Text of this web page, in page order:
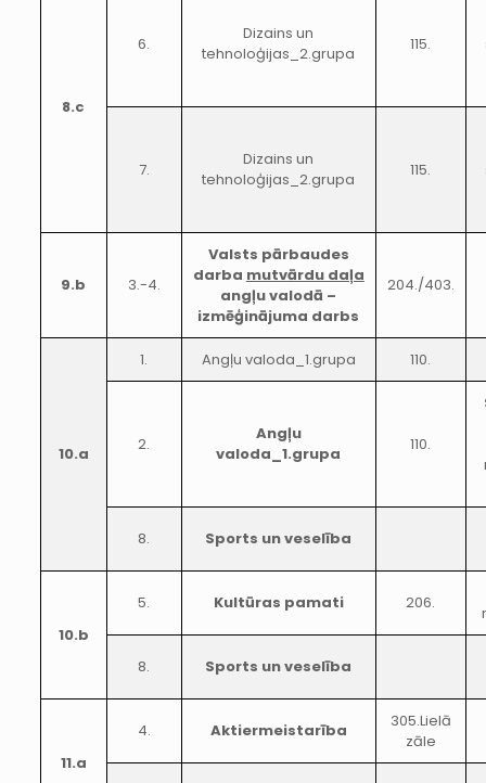
8.c
6.
Dizains un
tehnoloģijas_2.grupa
115.
7.
Dizains un
tehnoloģijas_2.grupa
115.
9.b 3.-4.
Valsts pārbaudes
darba mutvārdu daļa
angļu valodā –
izmēģinājuma darbs
204./403.
10.a
1. Angļu valoda_1.grupa 110.
2.
Angļu
valoda_1.grupa
110.
8. Sports un veselība
10.b
5. Kultūras pamati 206.
8. Sports un veselība
11.a
4. Aktiermeistarība
305.Lielā
zāle